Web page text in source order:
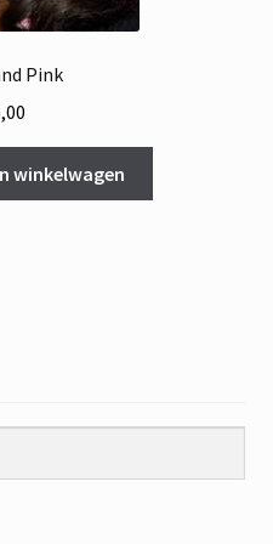
Pink
winkelwagen